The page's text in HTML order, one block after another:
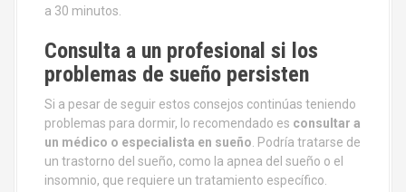
a 30 minutos.
Consulta a un profesional si los
problemas de sueño persisten
Si a pesar de seguir estos consejos continúas teniendo
problemas para dormir, lo recomendado es consultar a
un médico o especialista en sueño . Podría tratarse de
un trastorno del sueño, como la apnea del sueño o el
insomnio, que requiere un tratamiento específico.